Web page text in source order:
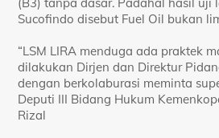
Sucofindo disebut Fuel Oil bukan
“LSM LIRA menduga ada praktek
dilakukan Dirjen dan Direktur
dengan berkolaburasi meminta
Deputi III Bidang Hukum
Rizal